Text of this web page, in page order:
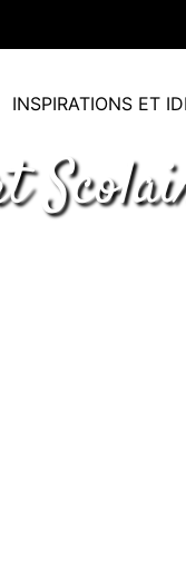
INSPIRATIONS ET